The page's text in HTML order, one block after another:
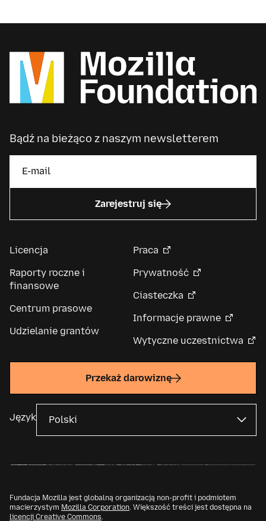
Bądź na bieżąco z naszym newsletterem
Zarejestruj się
Licencja
Raporty roczne i
finansowe
Centrum prasowe
Udzielanie grantów
Praca
Prywatność
Ciasteczka
Informacje prawne
Wytyczne uczestnictwa
Przekaż darowiznę
Język
Fundacja Mozilla jest globalną organizacją non-profit i podmiotem
macierzystym Mozilla Corporation. Większość treści jest dostępna na
licencji Creative Commons.